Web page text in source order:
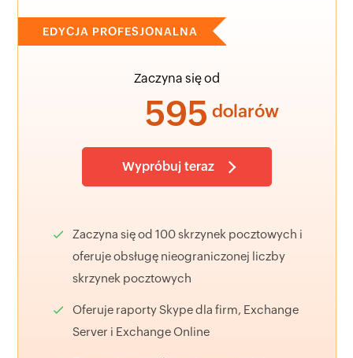
EDYCJA PROFESJONALNA
Zaczyna się od
595 dolarów
Wypróbuj teraz
Zaczyna się od 100 skrzynek pocztowych i
oferuje obsługę nieograniczonej liczby
skrzynek pocztowych
Oferuje raporty Skype dla firm, Exchange
Server i Exchange Online